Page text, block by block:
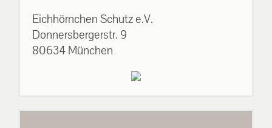
Eichhörnchen Schutz e.V.
Donnersbergerstr. 9
80634 München